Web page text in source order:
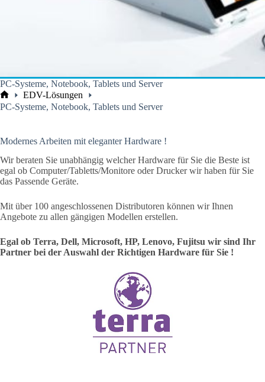
PC-Systeme, Notebook, Tablets und Server
Start
EDV-Lösungen
PC-Systeme, Notebook, Tablets und Server
Modernes Arbeiten mit eleganter Hardware !
Wir beraten Sie unabhängig welcher Hardware für Sie die Beste ist
egal ob Computer/Tabletts/Monitore oder Drucker wir haben für Sie
das Passende Geräte.
Mit über 100 angeschlossenen Distributoren können wir Ihnen
Angebote zu allen gängigen Modellen erstellen.
Egal ob Terra, Dell, Microsoft, HP, Lenovo, Fujitsu wir sind Ihr
Partner bei der Auswahl der Richtigen Hardware für Sie !